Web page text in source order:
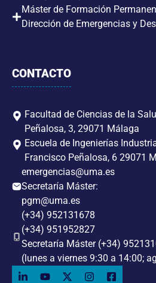
Máster de Formación
Dirección de Emergencias y
CONTACTO
Facultad de Ciencias de la
Peñalosa, 3, 29071 Málaga
Escuela de Ingenierías
Francisco Peñalosa, 6 29071
emergencias@uma.es
Secretaría Máster:
pgm@uma.es
(+34) 952131678
(+34) 951952827
Secretaría Máster (+34)
(lunes a viernes 9:30 a 14:00;